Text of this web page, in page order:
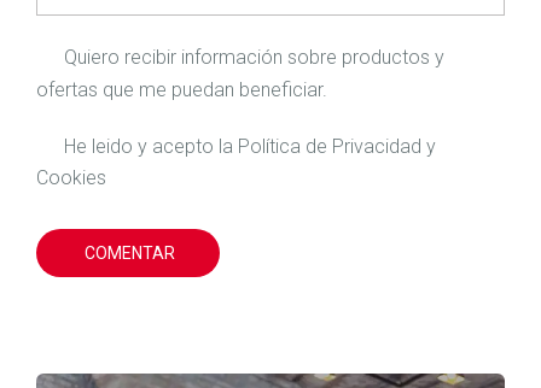
Quiero recibir información sobre productos y
ofertas que me puedan beneficiar.
He leido y acepto la Política de Privacidad y
Cookies
COMENTAR